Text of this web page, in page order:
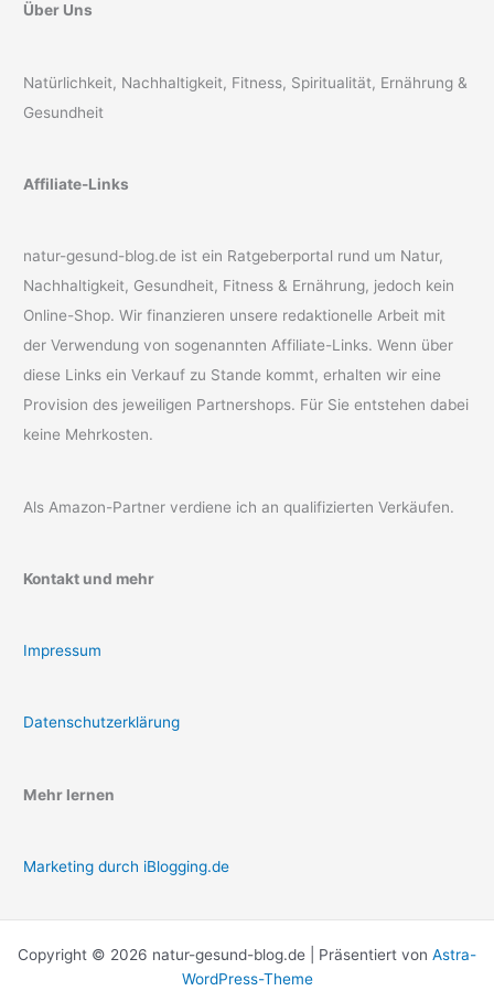
Über Uns
Natürlichkeit, Nachhaltigkeit, Fitness, Spiritualität, Ernährung &
Gesundheit
Affiliate-Links
natur-gesund-blog.de ist ein Ratgeberportal rund um Natur,
Nachhaltigkeit, Gesundheit, Fitness & Ernährung, jedoch kein
Online-Shop. Wir finanzieren unsere redaktionelle Arbeit mit
der Verwendung von sogenannten Affiliate-Links. Wenn über
diese Links ein Verkauf zu Stande kommt, erhalten wir eine
Provision des jeweiligen Partnershops. Für Sie entstehen dabei
keine Mehrkosten.
Als Amazon-Partner verdiene ich an qualifizierten Verkäufen.
Kontakt und mehr
Impressum
Datenschutzerklärung
Mehr lernen
Marketing durch iBlogging.de
Copyright © 2026 natur-gesund-blog.de | Präsentiert von Astra-
WordPress-Theme